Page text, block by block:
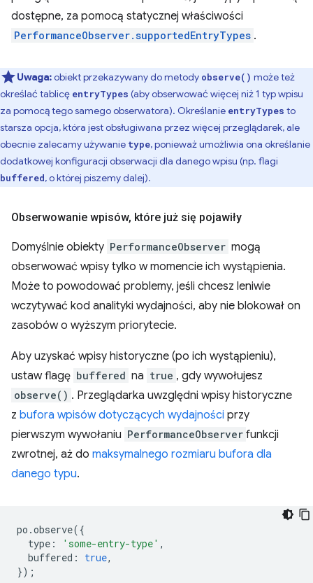
dostępne, za pomocą statycznej właściwości
PerformanceObserver.supportedEntryTypes .
Uwaga:obiekt przekazywany do metody observe() może też
określać tablicę entryTypes (aby obserwować więcej niż 1 typ wpisu
za pomocą tego samego obserwatora). Określanie entryTypes to
starsza opcja, która jest obsługiwana przez więcej przeglądarek, ale
obecnie zalecamy używanie type, ponieważ umożliwia ona określanie
dodatkowej konfiguracji obserwacji dla danego wpisu (np. flagi
buffered, o której piszemy dalej).
Obserwowanie wpisów, które już się pojawiły
Domyślnie obiekty PerformanceObserver mogą
obserwować wpisy tylko w momencie ich wystąpienia.
Może to powodować problemy, jeśli chcesz leniwie
wczytywać kod analityki wydajności, aby nie blokował on
zasobów o wyższym priorytecie.
Aby uzyskać wpisy historyczne (po ich wystąpieniu),
ustaw flagę buffered na true , gdy wywołujesz
observe() . Przeglądarka uwzględni wpisy historyczne
z bufora wpisów dotyczących wydajności przy
pierwszym wywołaniu PerformanceObserver funkcji
zwrotnej, aż do maksymalnego rozmiaru bufora dla
danego typu.
po .observe({
type : 'some-entry-type' ,
buffered : true,
});